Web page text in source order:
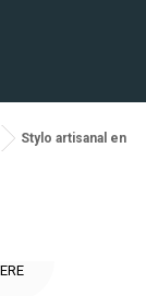
Stylo artisanal en